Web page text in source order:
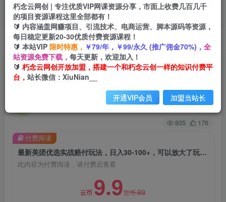
四导航 导航
APP下载
GO
首页 创业课程 会员免费 正文
最新美团优选实战赔付玩法，日入30-100+，可以
放大了玩（实操+话术+视频）
关注 私信
835 176
最新美团优选实战赔付玩法，日入30-100+，可以放大了玩（实操+话术+视频）
此内容为付费阅读，请付费后查看
云币 9.9云币99
付费阅读
朽念云网创 | 专注优质VIP网课资源分享，市面上收费几百几千
的项目资源课程这里全部都有！
🔰 内容涵盖网赚项目、引流技术、电商运营、脚本源码等资源，
每日稳定更新20-30优质付费资源课程！
🔰 本站VIP 限时特惠， ￥79/年，￥99/永久 (推广佣金70%)， 全
站资源免费下载， 每天更新，欢迎加入！
🔰 朽念云网创开放加盟，搭建一个和朽念云创一样的知识付费平
台， 站长微信：XiuNian__
开通VIP会员 加盟当站长